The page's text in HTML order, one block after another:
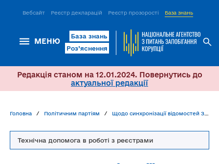
Вебсайт Реєстр декларацій Реєстр прозорості База знань
МЕНЮ
База знань
Роз’яснення
Редакція станом на 12.01.2024. Повернутись до
актуальної редакції
Головна Політичним партіям
Технічна допомога в роботі з реєстрами